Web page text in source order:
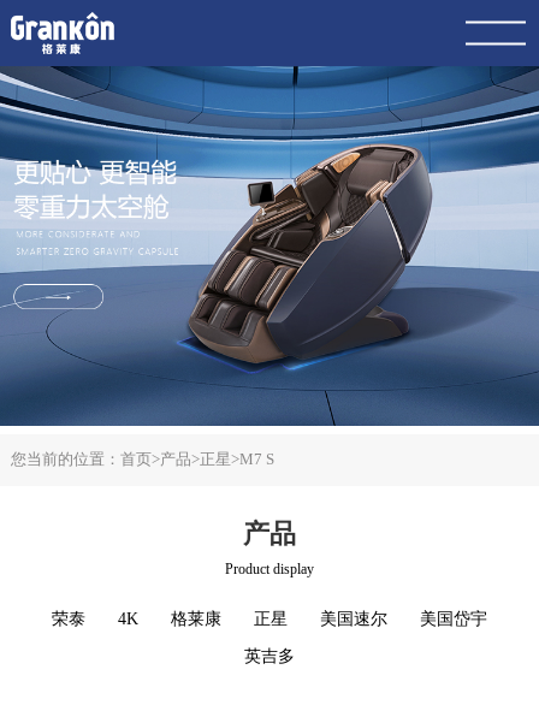
网站首页
品牌
荣泰
4K
产品
动态
联系
您当前的位置： 首页>产品>正星>M7 S
产品
Product display
荣泰 4K 格莱康 正星 美国速尔 美国岱宇
英吉多